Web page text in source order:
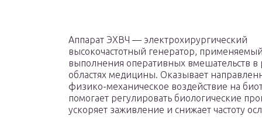
Аппарат ЭХВЧ — электрохирургический
высокочастотный генератор,
выполнения оперативных вмешательств в
областях медицины. Оказывает
физико-механическое воздействие на
помогает регулировать биологические
ускоряет заживление и снижает частоту